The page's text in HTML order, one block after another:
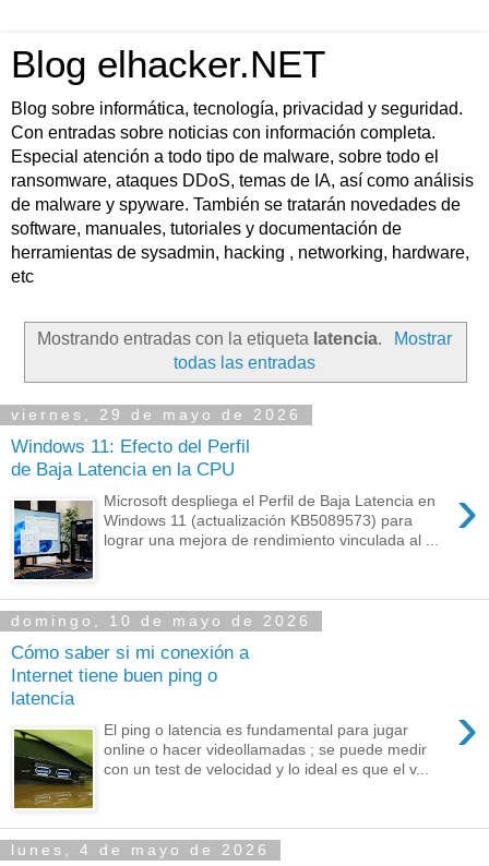
Blog elhacker.NET
Blog sobre informática, tecnología, privacidad y seguridad.
Con entradas sobre noticias con información completa.
Especial atención a todo tipo de malware, sobre todo el
ransomware, ataques DDoS, temas de IA, así como análisis
de malware y spyware. También se tratarán novedades de
software, manuales, tutoriales y documentación de
herramientas de sysadmin, hacking , networking, hardware,
etc
Mostrando entradas con la etiqueta latencia.
Mostrar
todas las entradas
viernes, 29 de mayo de 2026
Windows 11: Efecto del Perfil
de Baja Latencia en la CPU
›
Microsoft despliega el Perfil de Baja Latencia en
Windows 11 (actualización KB5089573) para
lograr una mejora de rendimiento vinculada al ...
domingo, 10 de mayo de 2026
Cómo saber si mi conexión a
Internet tiene buen ping o
latencia
›
El ping o latencia es fundamental para jugar
online o hacer videollamadas ; se puede medir
con un test de velocidad y lo ideal es que el v...
lunes, 4 de mayo de 2026